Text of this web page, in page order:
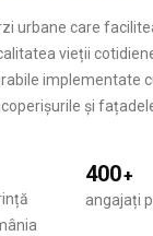
urbane care
vieții
implementate
și
400+
angajați